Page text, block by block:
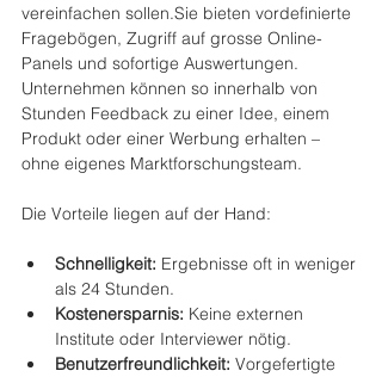
vereinfachen sollen.Sie bieten vordefinierte
Fragebögen, Zugriff auf grosse Online-
Panels und sofortige Auswertungen.
Unternehmen können so innerhalb von
Stunden Feedback zu einer Idee, einem
Produkt oder einer Werbung erhalten –
ohne eigenes Marktforschungsteam.
Die Vorteile liegen auf der Hand:
Schnelligkeit: Ergebnisse oft in weniger
als 24 Stunden.
Kostenersparnis: Keine externen
Institute oder Interviewer nötig.
Benutzerfreundlichkeit: Vorgefertigte